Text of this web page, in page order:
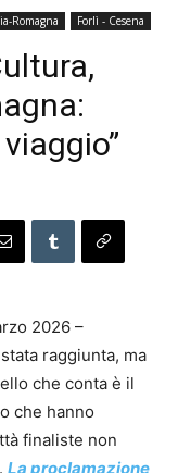
Romagna Forlì - Cesena
2026 –
raggiunta, ma
che conta è il
che hanno
finaliste non
La proclamazione